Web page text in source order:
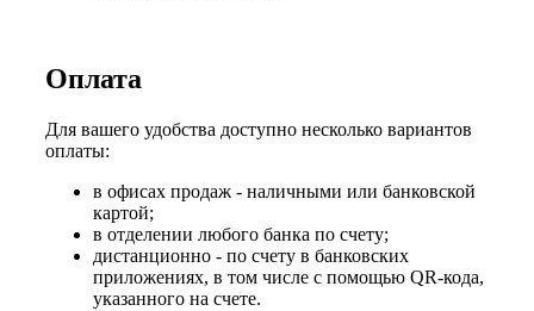
Оплата
Для вашего удобства доступно несколько вариантов
оплаты:
в офисах продаж - наличными или банковской
картой;
в отделении любого банка по счету;
дистанционно - по счету в банковских
приложениях, в том числе с помощью QR-кода,
указанного на счете.